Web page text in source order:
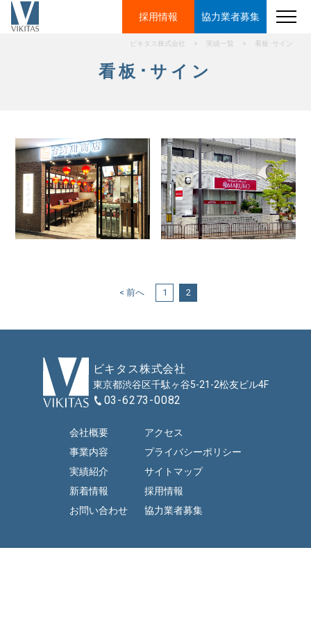
採用情報 協力業者募集
ビキタス株式会社 > 実績一覧 > 看板･サイン
看板･サイン
< 前へ 1 2
ビキタス株式会社
東京都渋谷区千駄ヶ谷5-21-2松友ビル4F
03-6273-0082
会社概要
事業内容
実績紹介
新着情報
お問い合わせ
アクセス
プライバシーポリシー
サイトマップ
採用情報
協力業者募集